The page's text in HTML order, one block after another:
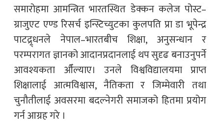
समारोहमा आमन्त्रित भारतस्थित डेक्कन कलेज पोस्ट–
ग्राजुएट एण्ड रिसर्च इन्स्टिच्युटका कुलपति प्रा डा भूपेन्द्र
पाटद्र्र्धनले नेपाल–भारतबीच शिक्षा, अनुसन्धान र
परम्परागत ज्ञानको आदानप्रदानलाई थप सुदृढ बनाउनुपर्ने
आवश्यकता औँल्याए। उनले विश्वविद्यालयमा प्राप्त
शिक्षालाई आत्मविश्वास, नैतिकता र जिम्मेवारी तथा
चुनौतीलाई अवसरमा बदल्नेगरी समाजको हितमा प्रयोग
गर्न आग्रह गरे ।